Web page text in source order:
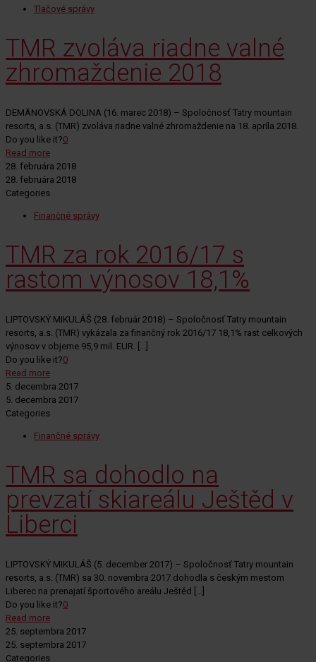
Tlačové správy
TMR zvoláva riadne valné
zhromaždenie 2018
DEMÄNOVSKÁ DOLINA (16. marec 2018) – Spoločnosť Tatry mountain
resorts, a.s. (TMR) zvoláva riadne valné zhromaždenie na 18. apríla 2018.
Do you like it?0
Read more
28. februára 2018
28. februára 2018
Categories
Finančné správy
TMR za rok 2016/17 s
rastom výnosov 18,1%
LIPTOVSKÝ MIKULÁŠ (28. február 2018) – Spoločnosť Tatry mountain
resorts, a.s. (TMR) vykázala za finančný rok 2016/17 18,1% rast celkových
výnosov v objeme 95,9 mil. EUR.
Do you like it?0
Read more
5. decembra 2017
5. decembra 2017
Categories
Finančné správy
TMR sa dohodlo na
prevzatí skiareálu Ještěd v
Liberci
LIPTOVSKÝ MIKULÁŠ (5. december 2017) – Spoločnosť Tatry mountain
resorts, a.s. (TMR) sa 30. novembra 2017 dohodla s českým mestom
Liberec na prenajatí športového areálu Ještěd
Do you like it?0
Read more
25. septembra 2017
25. septembra 2017
Categories